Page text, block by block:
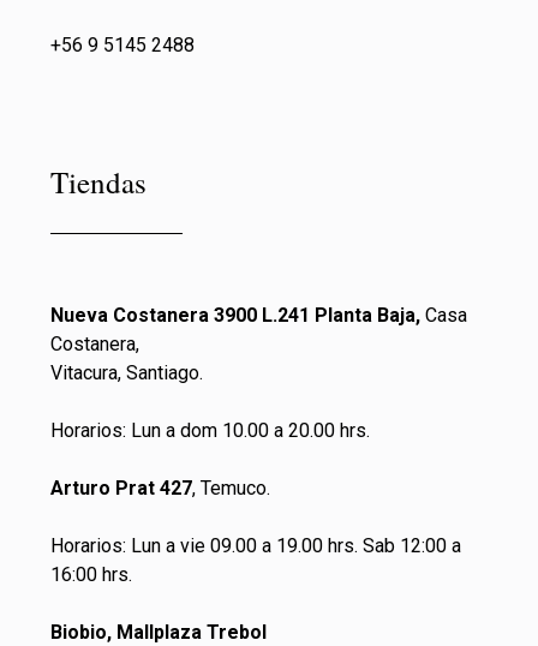
+56 9 5145 2488
Tiendas
Nueva Costanera 3900 L.241 Planta Baja, Casa
Costanera,
Vitacura, Santiago.
Horarios: Lun a dom 10.00 a 20.00 hrs.
Arturo Prat 427, Temuco.
Horarios: Lun a vie 09.00 a 19.00 hrs. Sab 12:00 a
16:00 hrs.
Biobio, Mallplaza Trebol